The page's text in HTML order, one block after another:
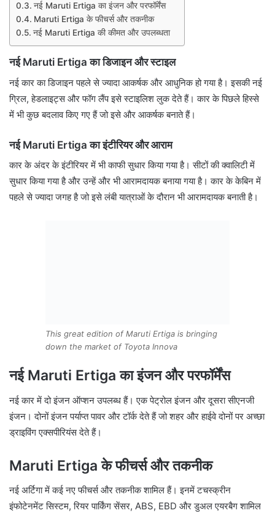
नई Maruti Ertiga का इंजन और परफॉर्मेंस
Maruti Ertiga के फीचर्स और तकनीक
नई Maruti Ertiga की कीमत और उपलब्धता
नई Maruti Ertiga का डिजाइन और स्टाइल
नई कार का डिजाइन पहले से ज्यादा आकर्षक और आधुनिक हो गया है। इसकी नई
ग्रिल, हेडलाइट्स और फॉग लैंप इसे स्टाइलिश लुक देते हैं। कार के पिछले हिस्से
में भी कुछ बदलाव किए गए हैं जो इसे और आकर्षक बनाते हैं।
नई Maruti Ertiga का इंटीरियर और आराम
कार के अंदर के इंटीरियर में भी काफी सुधार किया गया है। सीटों की क्वालिटी में
सुधार किया गया है और उन्हें और भी आरामदायक बनाया गया है। कार के केबिन में
पहले से ज्यादा जगह है जो इसे लंबी यात्राओं के दौरान भी आरामदायक बनाती है।
This great edition of Maruti Ertiga is bringing
down the market of Toyota Innova
नई Maruti Ertiga का इंजन और परफॉर्मेंस
नई कार में दो इंजन ऑप्शन उपलब्ध हैं। एक पेट्रोल इंजन और दूसरा सीएनजी
इंजन। दोनों इंजन पर्याप्त पावर और टॉर्क देते हैं जो शहर और हाईवे दोनों पर अच्छा
ड्राइविंग एक्सपीरियंस देते हैं।
Maruti Ertiga के फीचर्स और तकनीक
नई अर्टिगा में कई नए फीचर्स और तकनीक शामिल हैं। इनमें टचस्क्रीन
इंफोटेनमेंट सिस्टम, रियर पार्किंग सेंसर, ABS, EBD और डुअल एयरबैग शामिल